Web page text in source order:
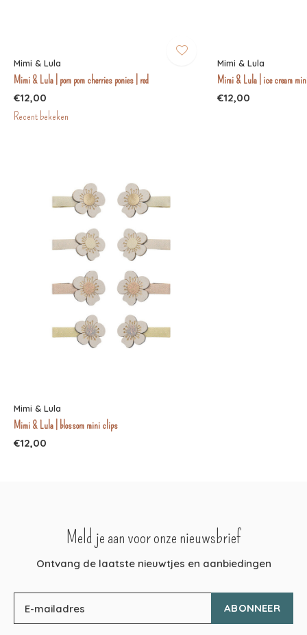
Mimi & Lula
Mimi & Lula | pom pom cherries ponies | red
€12,00
Mimi & Lula
Mimi & Lula | ice cream
€12,00
Recent bekeken
Mimi & Lula
Mimi & Lula | blossom mini clips
€12,00
Meld je aan voor onze nieuwsbrief
Ontvang de laatste nieuwtjes en aanbiedingen
ABONNEER